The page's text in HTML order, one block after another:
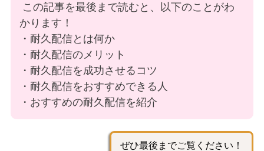
この記事を最後まで読むと、以下のことがわ
かります！
・耐久配信とは何か
・耐久配信のメリット
・耐久配信を成功させるコツ
・耐久配信をおすすめできる人
・おすすめの耐久配信を紹介
ぜひ最後までご覧ください！